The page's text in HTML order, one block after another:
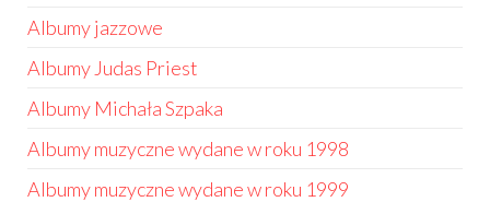
Albumy jazzowe
Albumy Judas Priest
Albumy Michała Szpaka
Albumy muzyczne wydane w roku 1998
Albumy muzyczne wydane w roku 1999